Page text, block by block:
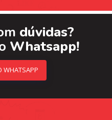
dúvidas?
Whatsapp!
WHATSAPP